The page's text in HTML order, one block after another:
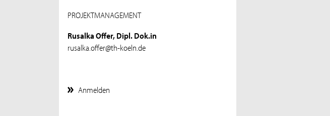
PROJEKTMANAGEMENT
Rusalka Offer, Dipl. Dok.in
rusalka.offer@th-koeln.de
Anmelden